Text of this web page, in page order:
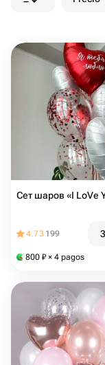
Сет шаров «I LoVe
4.73 199
800 ₽ × 4 pagos